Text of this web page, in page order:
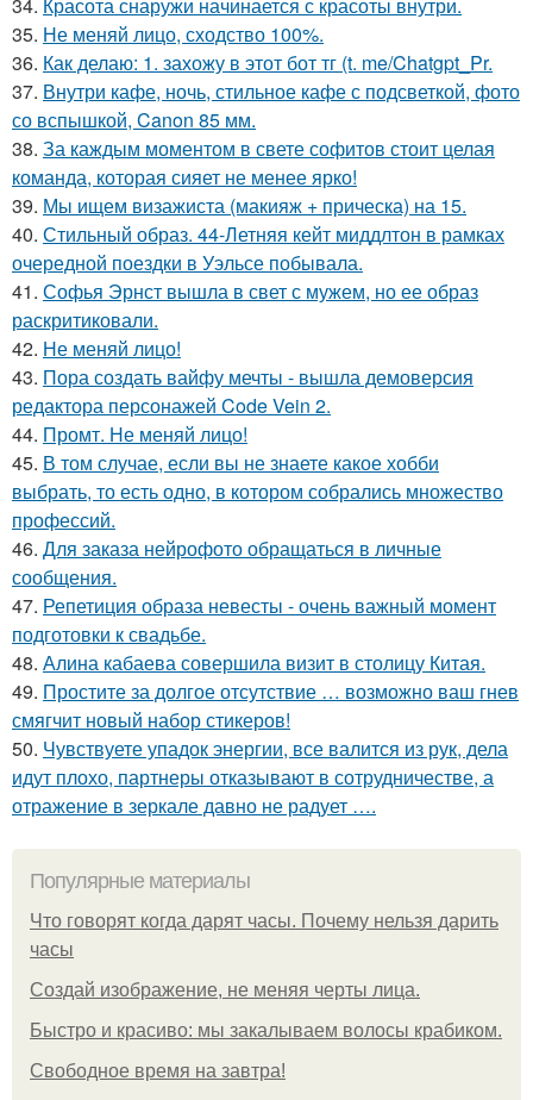
34. Красота снаружи начинается с красоты внутри.
35. Не меняй лицо, сходство 100%.
36. Как делаю: 1. захожу в этот бот тг (t. me/Chatgpt_Pr.
37. Внутри кафе, ночь, стильное кафе с подсветкой, фото
со вспышкой, Canon 85 мм.
38. За каждым моментом в свете софитов стоит целая
команда, которая сияет не менее ярко!
39. Мы ищем визажиста (макияж + прическа) на 15.
40. Стильный образ. 44-Летняя кейт миддлтон в рамках
очередной поездки в Уэльсе побывала.
41. Софья Эрнст вышла в свет с мужем, но ее образ
раскритиковали.
42. Не меняй лицо!
43. Пора создать вайфу мечты - вышла демоверсия
редактора персонажей Code Vein 2.
44. Промт. Не меняй лицо!
45. В том случае, если вы не знаете какое хобби
выбрать, то есть одно, в котором собрались множество
профессий.
46. Для заказа нейрофото обращаться в личные
сообщения.
47. Репетиция образа невесты - очень важный момент
подготовки к свадьбе.
48. Алина кабаева совершила визит в столицу Китая.
49. Простите за долгое отсутствие … возможно ваш гнев
смягчит новый набор стикеров!
50. Чувствуете упадок энергии, все валится из рук, дела
идут плохо, партнеры отказывают в сотрудничестве, а
отражение в зеркале давно не радует ….
Популярные материалы
Что говорят когда дарят часы. Почему нельзя дарить
часы
Создай изображение, не меняя черты лица.
Быстро и красиво: мы закалываем волосы крабиком.
Свободное время на завтра!